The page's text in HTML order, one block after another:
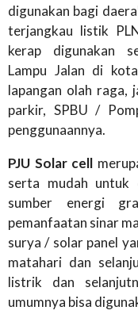
digunakan bagi
terjangkau listik
kerap digunakan
Lampu Jalan di
lapangan olah raga,
parkir, SPBU /
penggunaannya.
PJU Solar cell
serta mudah untuk
sumber energi
pemanfaatan sinar
surya / solar panel
matahari dan
listrik dan
umumnya bisa